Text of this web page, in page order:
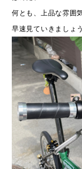
何とも、上品な雰囲
早速見ていきましょ